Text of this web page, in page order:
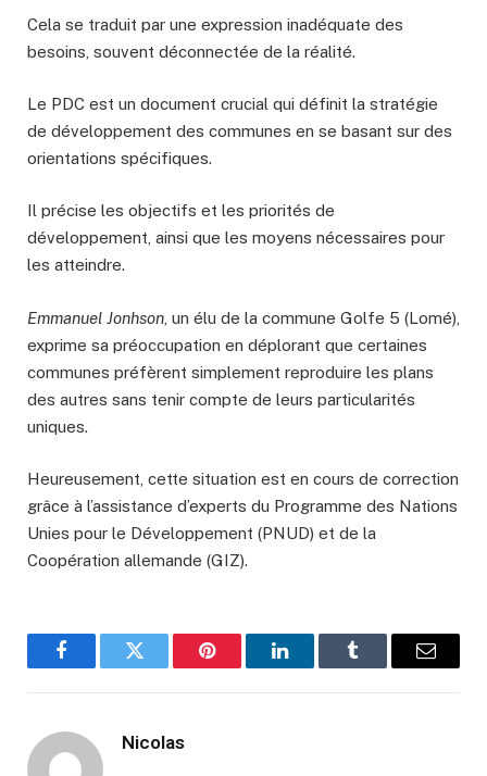
Cela se traduit par une expression inadéquate des
besoins, souvent déconnectée de la réalité.
Le PDC est un document crucial qui définit la stratégie
de développement des communes en se basant sur des
orientations spécifiques.
Il précise les objectifs et les priorités de
développement, ainsi que les moyens nécessaires pour
les atteindre.
Emmanuel Jonhson , un élu de la commune Golfe 5 (Lomé),
exprime sa préoccupation en déplorant que certaines
communes préfèrent simplement reproduire les plans
des autres sans tenir compte de leurs particularités
uniques.
Heureusement, cette situation est en cours de correction
grâce à l’assistance d’experts du Programme des Nations
Unies pour le Développement (PNUD) et de la
Coopération allemande (GIZ).
FacebookTwitter Pinterest LinkedInTumblr Email
Nicolas